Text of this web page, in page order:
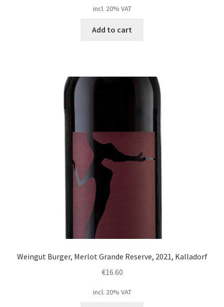
incl. 20% VAT
Add to cart
Weingut Burger, Merlot Grande Reserve, 2021, Kalladorf
€16.60
incl. 20% VAT